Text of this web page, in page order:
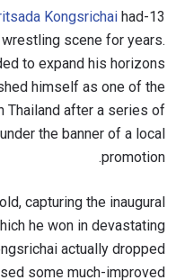
13-time Thai Wrestling Champion
Kongsrichai had
wrestling scene for years.
to expand his horizons
himself as one of the
Thailand after a series of
the banner of a local
promotion.
capturing the inaugural
he won in devastating
actually dropped
some much-improved